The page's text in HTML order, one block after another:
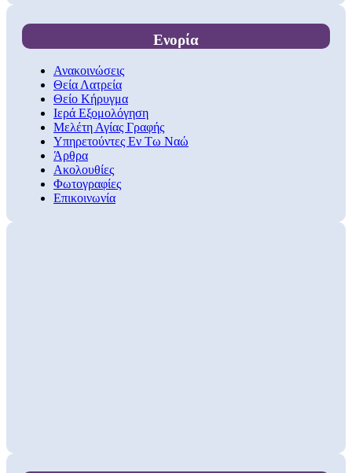
Ενορία
Ανακοινώσεις
Θεία Λατρεία
Θείο Κήρυγμα
Ιερά Εξομολόγηση
Μελέτη Αγίας Γραφής
Υπηρετούντες Εν Τω Ναώ
Άρθρα
Ακολουθίες
Φωτογραφίες
Επικοινωνία